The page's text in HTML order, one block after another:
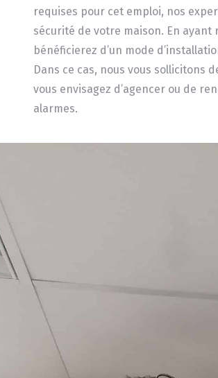
requises pour cet emploi, nos
sécurité de votre maison. En ayant
bénéficierez d’un mode
Dans ce cas, nous vous sollicitons
vous envisagez d’agencer ou de
alarmes.